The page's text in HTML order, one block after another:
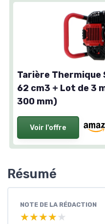
Tarière
62 cm3 + Lot de 3
300 mm)
Voir l'offre
Résumé
NOTE DE LA RÉDACTION
★★★★★
★★★★★